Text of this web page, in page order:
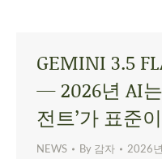
GEMINI 3.5
— 2026년 AI
전트’가 표준
NEWS By 감자 2026